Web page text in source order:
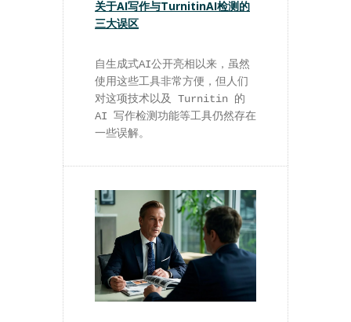
关于AI写作与TurnitinAI检测的
三大误区
自生成式AI公开亮相以来，虽然
使用这些工具非常方便，但人们
对这项技术以及 Turnitin 的
AI 写作检测功能等工具仍然存在
一些误解。